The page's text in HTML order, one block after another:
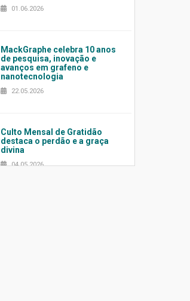
01.06.2026
MackGraphe celebra 10 anos
de pesquisa, inovação e
avanços em grafeno e
nanotecnologia
22.05.2026
Culto Mensal de Gratidão
destaca o perdão e a graça
divina
04.05.2026